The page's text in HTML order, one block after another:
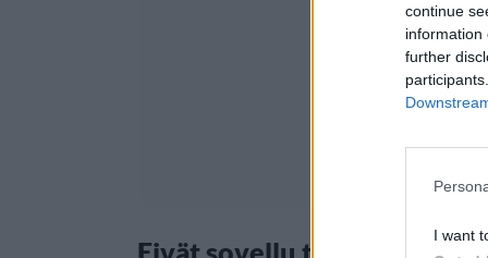
continue
information
further
I want
Eivät sovellu